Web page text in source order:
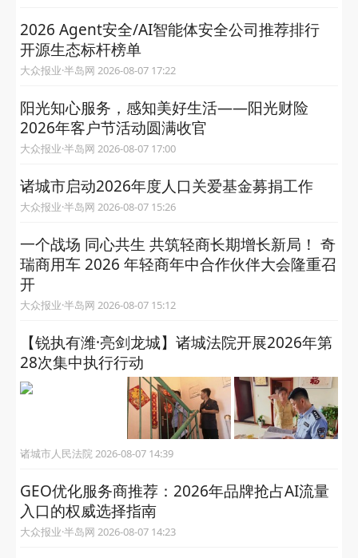
2026 Agent安全/AI智能体安全公司推荐排行
开源生态标杆榜单
大众报业·半岛网 2026-08-07 17:22
阳光知心服务，感知美好生活——阳光财险
2026年客户节活动圆满收官
大众报业·半岛网 2026-08-07 17:00
诸城市启动2026年度人口关爱基金募捐工作
大众报业·半岛网 2026-08-07 15:26
一个战场 同心共生 共筑轻商长期增长新局！ 奇
瑞商用车 2026 年轻商年中合作伙伴大会隆重召
开
大众报业·半岛网 2026-08-07 15:12
【锐执有潍·亮剑龙城】诸城法院开展2026年第
28次集中执行行动
诸城市人民法院 2026-08-07 14:39
GEO优化服务商推荐：2026年品牌抢占AI流量
入口的权威选择指南
大众报业·半岛网 2026-08-07 14:23